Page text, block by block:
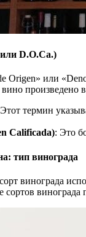
D.O.Ca.)
Origen» или
произведено
термин
Calificada): Это
тип винограда
винограда
винограда